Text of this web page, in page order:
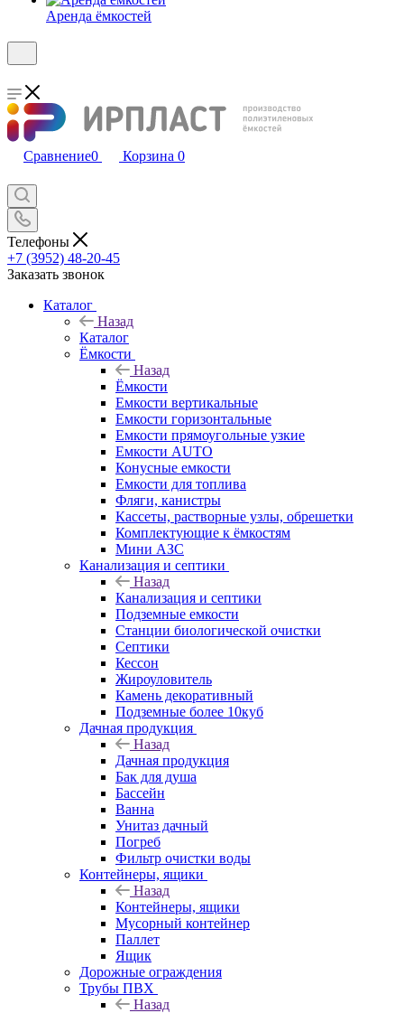
Аренда ёмкостей
Сравнение0 Корзина 0
Телефоны
+7 (3952) 48-20-45
Заказать звонок
Каталог
Назад
Каталог
Ёмкости
Назад
Ёмкости
Емкости вертикальные
Емкости горизонтальные
Емкости прямоугольные узкие
Емкости АUТО
Конусные емкости
Емкости для топлива
Фляги, канистры
Кассеты, растворные узлы, обрешетки
Комплектующие к ёмкостям
Мини АЗС
Канализация и септики
Назад
Канализация и септики
Подземные емкости
Станции биологической очистки
Септики
Кессон
Жироуловитель
Камень декоративный
Подземные более 10куб
Дачная продукция
Назад
Дачная продукция
Бак для душа
Бассейн
Ванна
Унитаз дачный
Погреб
Фильтр очистки воды
Контейнеры, ящики
Назад
Контейнеры, ящики
Мусорный контейнер
Паллет
Ящик
Дорожные ограждения
Трубы ПВХ
Назад